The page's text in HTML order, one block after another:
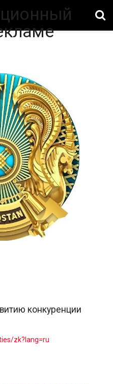
конкуренции
zk?lang=ru